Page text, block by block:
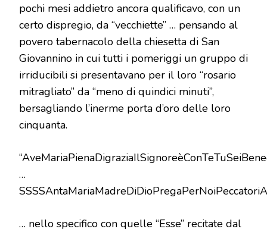
pochi mesi addietro ancora qualificavo, con un
certo dispregio, da “vecchiette” … pensando al
povero tabernacolo della chiesetta di San
Giovannino in cui tutti i pomeriggi un gruppo di
irriducibili si presentavano per il loro “rosario
mitragliato” da “meno di quindici minuti”,
bersagliando l’inerme porta d’oro delle loro
cinquanta.
…
… nello specifico con quelle “Esse” recitate dal